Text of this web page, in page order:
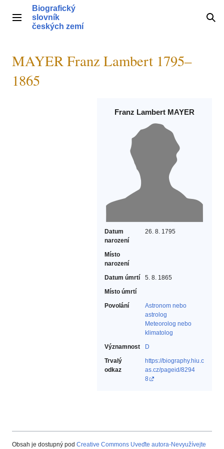
obsahHlavní menu
Biografický
slovník
českých zemí
MAYER Franz Lambert 1795–
1865
Franz Lambert MAYER
Datum
narození
26. 8. 1795
Místo
narození
Datum úmrtí
5. 8. 1865
Místo úmrtí
Povolání
Astronom nebo
astrolog‎
Meteorolog nebo
klimatolog‎
Významnost
D
Trvalý
odkaz
https://biography.hiu.c
as.cz/pageid/8294
8
Obsah je dostupný pod Creative Commons Uveďte autora-Nevyužívejte